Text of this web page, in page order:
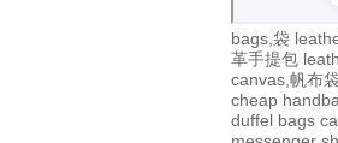
bags,袋
革手提包
canvas,帆布
cheap
duffel bags